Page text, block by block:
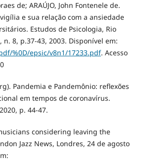
de; ARAÚJO, John Fontenele de.
e sua relação com a ansiedade
Estudos de Psicologia, Rio
n. 8, p.37-43, 2003. Disponível em:
%0D/epsic/v8n1/17233.pdf. Acesso
Pandemia e Pandemônio: reflexões
em tempos de coronavírus.
p. 44-47.
considering leaving the
Jazz News, Londres, 24 de agosto